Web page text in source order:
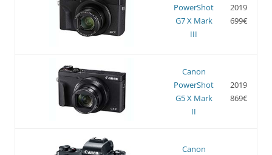
PowerShot
G7 X Mark
III
2019
699€
Canon
PowerShot
G5 X Mark
II
2019
869€
Canon